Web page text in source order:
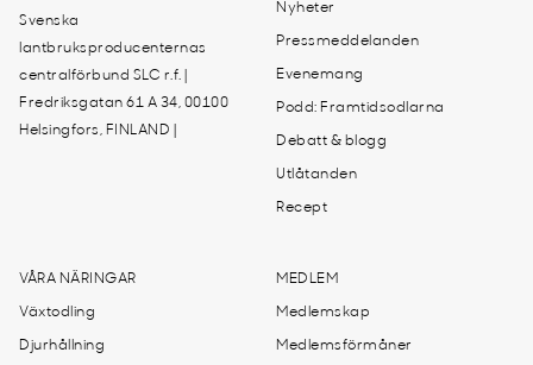
Svenska
lantbruksproducenternas
centralförbund SLC r.f. |
Fredriksgatan 61 A 34, 00100
Helsingfors, FINLAND |
Nyheter
Pressmeddelanden
Evenemang
Podd: Framtidsodlarna
Debatt & blogg
Utlåtanden
Recept
VÅRA NÄRINGAR
Växtodling
Djurhållning
MEDLEM
Medlemskap
Medlemsförmåner